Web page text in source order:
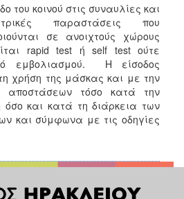
του κοινού στις συναυλίες και
παραστάσεις που
σε ανοιχτούς χώρους
rapid test ή self test ούτε
εμβολιασμού. Η είσοδος
χρήση της μάσκας και με την
αποστάσεων τόσο κατά την
όσο και κατά τη διάρκεια των
και σύμφωνα με τις οδηγίες